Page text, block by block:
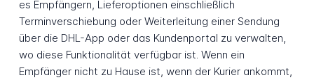
es Empfängern, Lieferoptionen einschließlich
Terminverschiebung oder Weiterleitung einer Sendung
über die DHL-App oder das Kundenportal zu verwalten,
wo diese Funktionalität verfügbar ist. Wenn ein
Empfänger nicht zu Hause ist, wenn der Kurier ankommt,